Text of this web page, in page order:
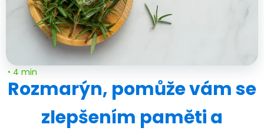
◔ 4 min
Rozmarýn, pomůže vám se
zlepšením paměti a